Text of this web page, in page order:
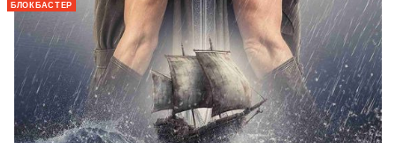
БЛОКБАСТЕР